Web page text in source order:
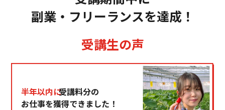
副業・フリーランスを達成！
受講生の声
半年以内に受講料分の
お仕事を獲得できました！